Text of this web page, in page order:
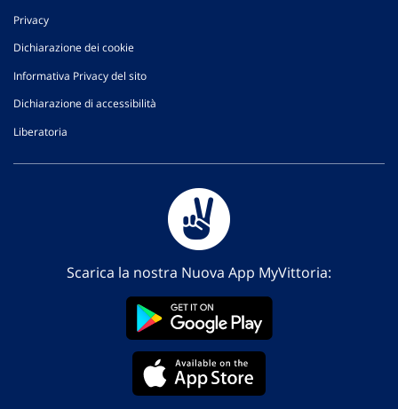
Privacy
Dichiarazione dei cookie
Informativa Privacy del sito
Dichiarazione di accessibilità
Liberatoria
Scarica la nostra Nuova App MyVittoria: